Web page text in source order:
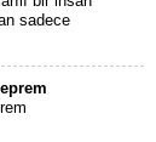
sadece